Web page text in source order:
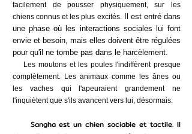
facilement de pousser physiquement, sur les
chiens connus et les plus excités.Il est entré dans
une phase où les interactions sociales lui font
envie et besoin, mais elles doivent être régulées
pour qu'il ne tombe pas dans le harcèlement.
Les moutons et les poules l'indiffèrent presque
complètement. Les animaux comme les ânes ou
les vaches qui l'apeuraient grandement ne
l'inquiètent que s'ils avancent vers lui, désormais.
Sangha est un chien sociable et tactile. Il